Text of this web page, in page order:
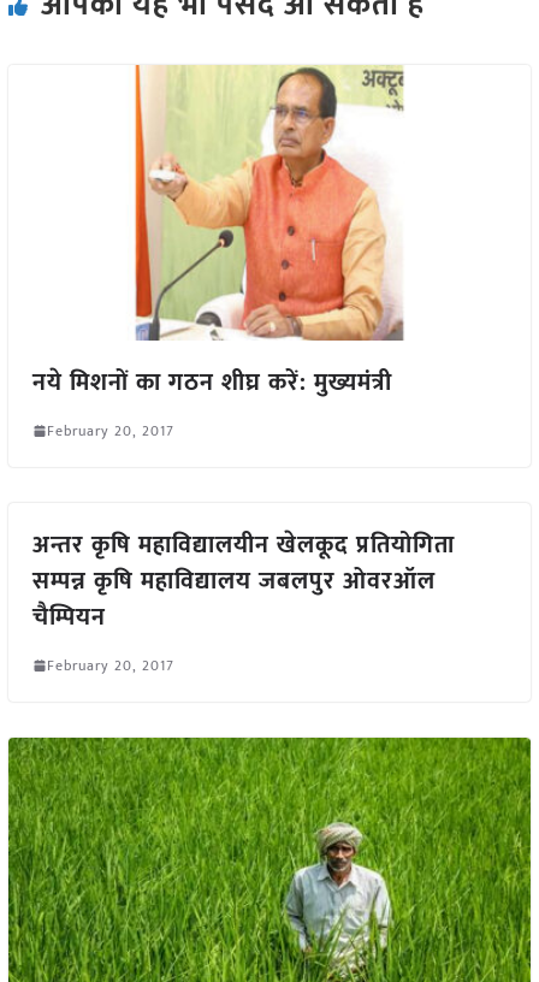
नये मिशनों का गठन शीघ्र करें: मुख्यमंत्री
February 20, 2017
अन्तर कृषि महाविद्यालयीन खेलकूद प्रतियोगिता
सम्पन्न कृषि महाविद्यालय जबलपुर ओवरऑल
चैम्पियन
February 20, 2017